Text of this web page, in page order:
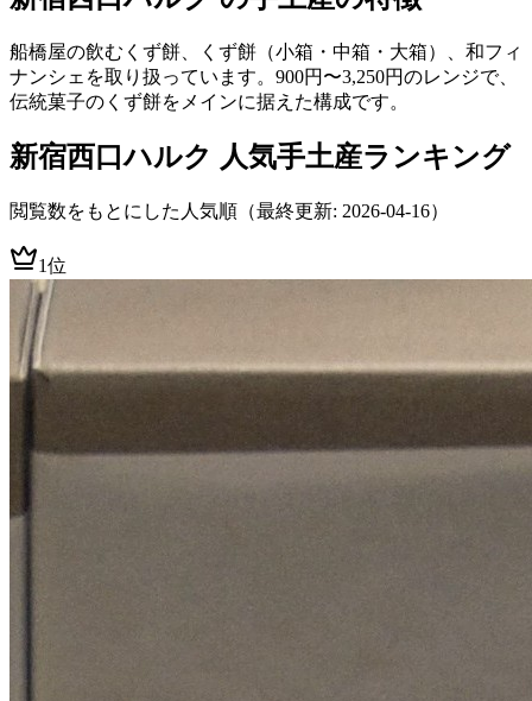
船橋屋の飲むくず餅、くず餅（小箱・中箱・大箱）、和フィ
ナンシェを取り扱っています。900円〜3,250円のレンジで、
伝統菓子のくず餅をメインに据えた構成です。
新宿西口ハルク 人気手土産ランキング
閲覧数をもとにした人気順 （最終更新: 2026-04-16）
1位